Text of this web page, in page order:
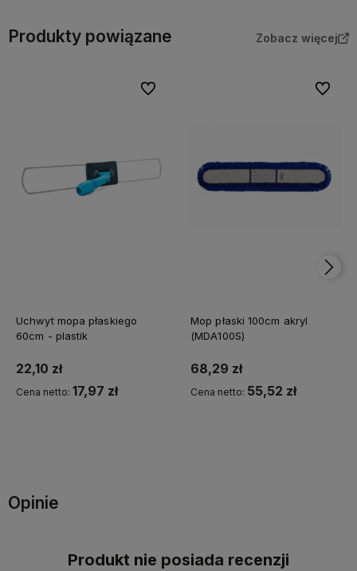
Produkty powiązane Zobacz więcej
Uchwyt mopa płaskiego
60cm - plastik
22,10 zł
Cena netto: 17,97 zł
Do ulubionych
Mop płaski 100cm akryl
(MDA100S)
68,29 zł
Cena netto: 55,52 zł
Do
Opinie
Produkt nie posiada recenzji